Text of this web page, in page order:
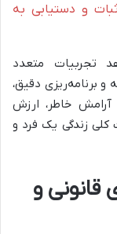
و دستیابی به
تجربیات متعدد
و برنامه‌ریزی دقیق،
آرامش خاطر، ارزش
کلی زندگی یک فرد و
و